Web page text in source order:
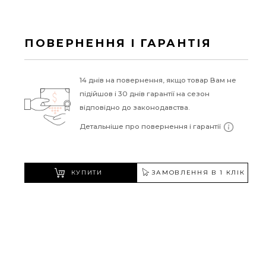
ПОВЕРНЕННЯ І ГАРАНТІЯ
14 днів на повернення, якщо товар Вам не
підійшов і 30 днів гарантії на сезон
відповідно до законодавства.
Детальніше про повернення і гарантії
КУПИТИ ЗАМОВЛЕННЯ В 1 КЛІК